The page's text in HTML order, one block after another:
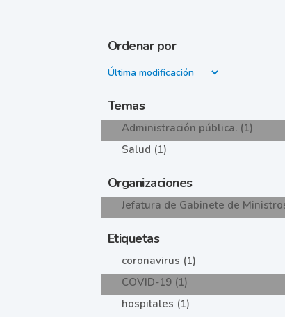
Ordenar por
Temas
Administración pública. (1)
Salud (1)
Organizaciones
Jefatura de Gabinete de
Etiquetas
coronavirus (1)
COVID-19 (1)
hospitales (1)